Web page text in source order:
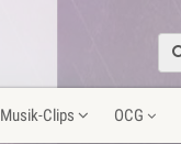
Musik-Clips OCG